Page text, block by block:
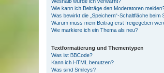
Wie kann ich Beiträge den Moderatoren
Was bewirkt die „Speichern“-Schaltfläche beim
Warum muss mein Beitrag erst freigegeben
Wie markiere ich ein Thema als neu?
Textformatierung und Thementypen
Was ist BBCode?
Kann ich HTML benutzen?
Was sind Smileys?